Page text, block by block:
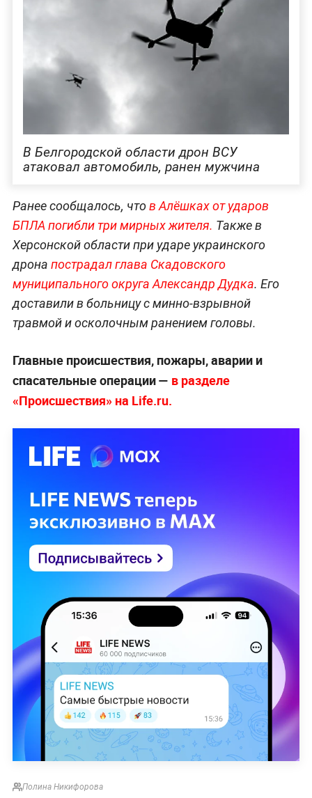
В Белгородской области дрон ВСУ
атаковал автомобиль, ранен мужчина
Ранее сообщалось, чтов Алёшках от ударов
БПЛА погибли три мирных жителя. Также в
Херсонской области при ударе украинского
дрона пострадал глава Скадовского
муниципального округа Александр Дудка. Его
доставили в больницу с минно-взрывной
травмой и осколочным ранением головы.
Главные происшествия, пожары, аварии и
спасательные операции — в разделе
«Происшествия» на Life.ru.
Полина Никифорова